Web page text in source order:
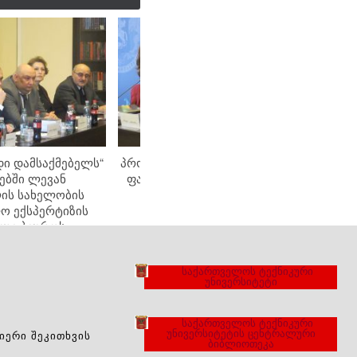
დამსაქმებელს“
ლევან
სახელობის
ექსპერტიზის
ბიუროს
პროექტ „შეხვდი დამსაქმებელს“
ფარგლებში პროკურორებთან
ᲨᲔᲙᲘᲗᲮᲕᲘᲡ
საქართველოს ტექნიკური
უნივერსიტეტი
საქართველოს ტექნიკური
უნივერსიტეტის ცენტრალური
ბიბლიოთეკა